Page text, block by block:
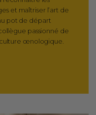
et maîtriser l’art de
pot de départ
passionné de
culture œnologique.